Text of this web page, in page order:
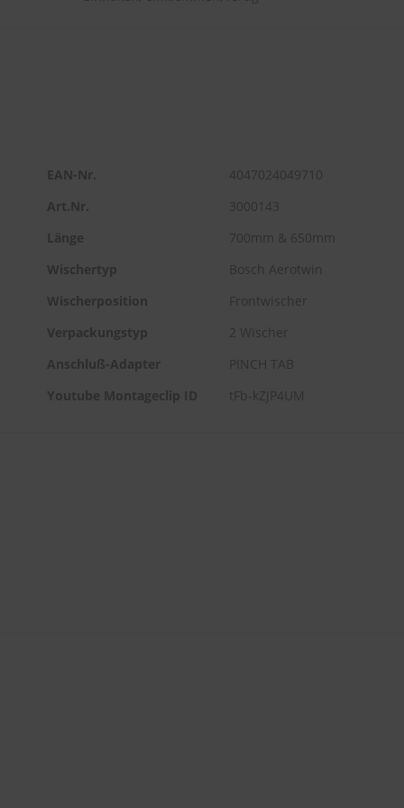
EAN-Nr.
4047024049710
Art.Nr.
3000143
Länge
700mm & 650mm
Wischertyp
Bosch Aerotwin
Wischerposition
Frontwischer
Verpackungstyp
2 Wischer
Anschluß-Adapter
PINCH TAB
Youtube Montageclip ID
tFb-kZJP4UM